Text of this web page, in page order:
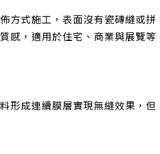
方式施工，表面沒有瓷磚縫或拼
感，適用於住宅、商業與展覽等
形成連續膜層實現無縫效果，但